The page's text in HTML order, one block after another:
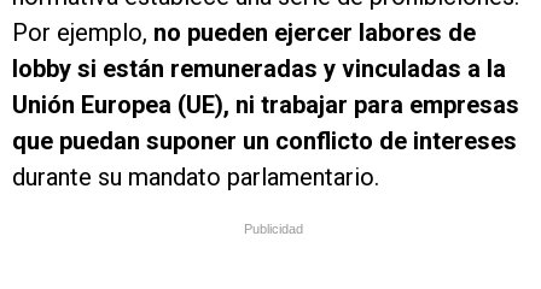
Por ejemplo, no pueden ejercer labores de
lobby si están remuneradas y vinculadas a la
Unión Europea (UE), ni trabajar para empresas
que puedan suponer un conflicto de intereses
durante su mandato parlamentario.
Publicidad